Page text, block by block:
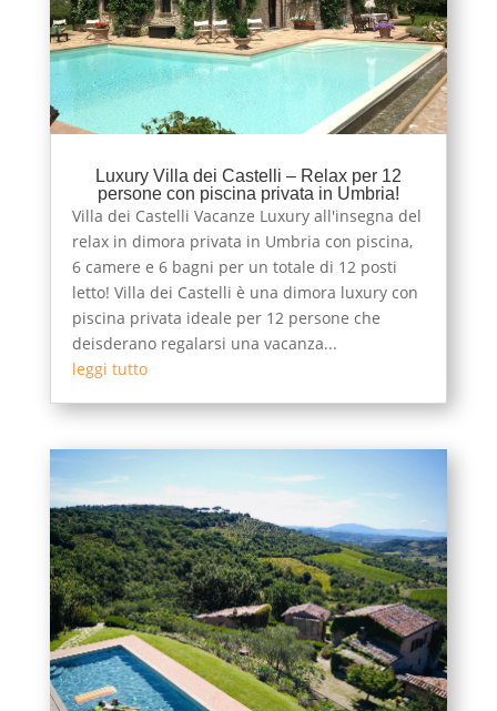
Luxury Villa dei Castelli – Relax per 12
persone con piscina privata in Umbria!
Villa dei Castelli Vacanze Luxury all'insegna del
relax in dimora privata in Umbria con piscina,
6 camere e 6 bagni per un totale di 12 posti
letto! Villa dei Castelli è una dimora luxury con
piscina privata ideale per 12 persone che
deisderano regalarsi una vacanza...
leggi tutto